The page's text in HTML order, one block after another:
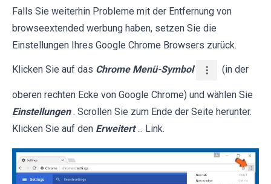
Falls Sie weiterhin Probleme mit der Entfernung von
browseextended werbung haben, setzen Sie die
Einstellungen Ihres Google Chrome Browsers zurück.
Klicken Sie auf das Chrome Menü-Symbol (in der
oberen rechten Ecke von Google Chrome) und wählen Sie
Einstellungen . Scrollen Sie zum Ende der Seite herunter.
Klicken Sie auf den Erweitert ... Link.